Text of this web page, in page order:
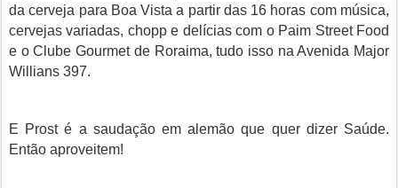
da cerveja para Boa Vista a partir das 16 horas com música,
cervejas variadas, chopp e delícias com o Paim Street Food
e o Clube Gourmet de Roraima, tudo isso na Avenida Major
Willians 397.
E Prost é a saudação em alemão que quer dizer Saúde.
Então aproveitem!